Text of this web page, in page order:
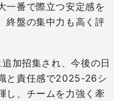
一番で際立つ安定感を
終盤の集中力も高く評
加招集され、今後の日
と責任感で2025-26シ
し、チームを力強く牽